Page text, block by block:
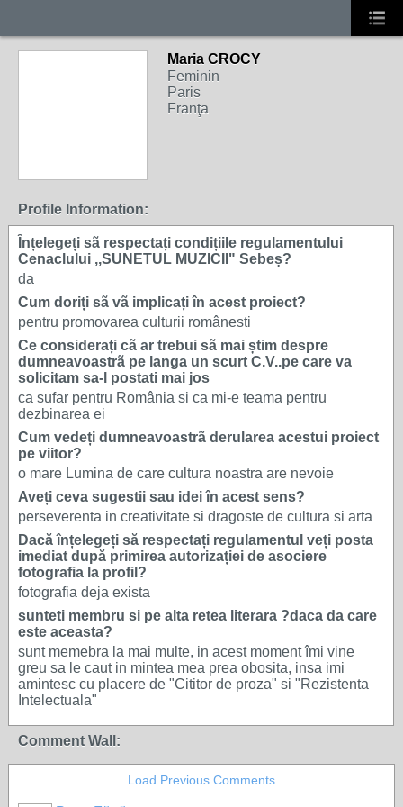
Maria CROCY
Feminin
Paris
Franţa
Profile Information:
Ȋnțelegeți sã respectați condițiile regulamentului
Cenaclului ,,SUNETUL MUZICII" Sebeș?
da
Cum doriți sã vã implicați în acest proiect?
pentru promovarea culturii românesti
Ce considerați cã ar trebui sã mai știm despre
dumneavoastrã pe langa un scurt C.V..pe care va
solicitam sa-l postati mai jos
ca sufar pentru România si ca mi-e teama pentru
dezbinarea ei
Cum vedeți dumneavoastrã derularea acestui proiect
pe viitor?
o mare Lumina de care cultura noastra are nevoie
Aveți ceva sugestii sau idei în acest sens?
perseverenta in creativitate si dragoste de cultura si arta
Dacă înțelegeți să respectați regulamentul veți posta
imediat după primirea autorizației de asociere
fotografia la profil?
fotografia deja exista
sunteti membru si pe alta retea literara ?daca da care
este aceasta?
sunt memebra la mai multe, in acest moment îmi vine
greu sa le caut in mintea mea prea obosita, insa imi
amintesc cu placere de "Cititor de proza" si "Rezistenta
Intelectuala"
Comment Wall:
Load Previous Comments